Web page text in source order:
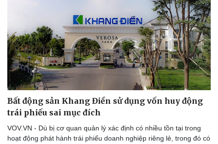
Ăn sạch sống khỏe
Bất động sản Khang Điền sử dụng vốn huy động
trái phiếu sai mục đích
VOV.VN - Dù bị cơ quan quản lý xác định có nhiều tồn tại trong
hoạt động phát hành trái phiếu doanh nghiệp riêng lẻ, trong đó có